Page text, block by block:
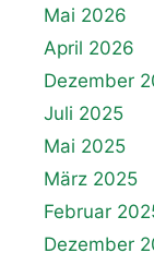
Mai 2026
April 2026
Dezember
Juli 2025
Mai 2025
März 2025
Februar
Dezember